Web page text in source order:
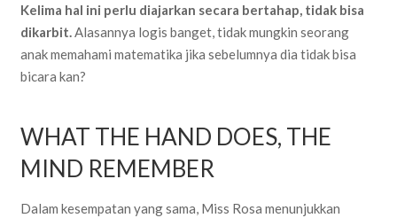
Kelima hal ini perlu diajarkan secara bertahap, tidak bisa
dikarbit.Alasannya logis banget, tidak mungkin seorang
anak memahami matematika jika sebelumnya dia tidak bisa
bicara kan?
WHAT THE HAND DOES, THE
MIND REMEMBER
Dalam kesempatan yang sama, Miss Rosa menunjukkan